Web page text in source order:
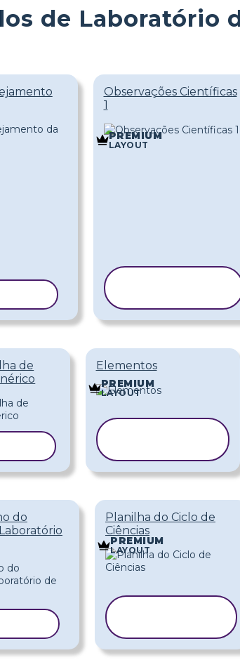
de Laboratório
Observações Científicas
1
PREMIUM
LAYOUT
de
Elementos
PREMIUM
LAYOUT
do
Planilha do Ciclo de
Ciências
PREMIUM
LAYOUT